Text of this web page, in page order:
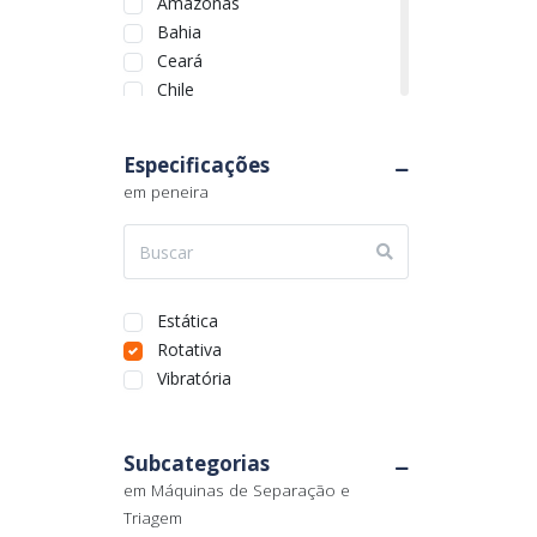
Bahia
Ceará
Chile
Goiás
Maranhão
Mato Grosso
Mato Grosso do Sul
Pará
Paraíba
Paraná
Quebec
Rio de Janeiro
Rio Grande do Norte
Subcategorias
em Máquinas de Separação e
Triagem
Especificações
em peneira
Estática
Rotativa
Vibratória